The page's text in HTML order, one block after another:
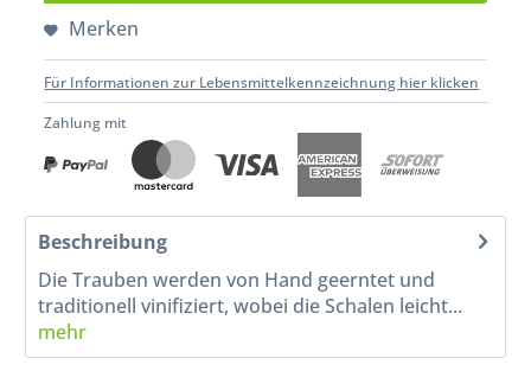
Merken
Für Informationen zur Lebensmittelkennzeichnung hier klicken
Zahlung mit
Beschreibung
Die Trauben werden von Hand geerntet und
traditionell vinifiziert, wobei die Schalen leicht...
mehr